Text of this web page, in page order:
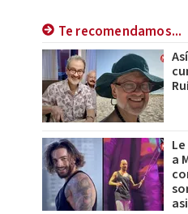
Te recomendamos...
a